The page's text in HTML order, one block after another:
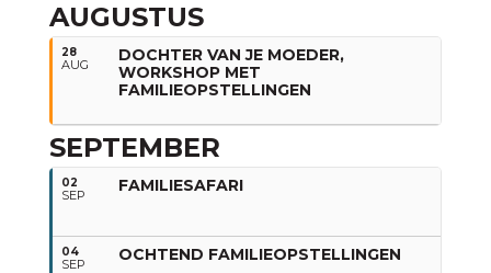
AUGUSTUS
28
AUG
DOCHTER VAN JE MOEDER,
WORKSHOP MET
FAMILIEOPSTELLINGEN
SEPTEMBER
02
SEP FAMILIESAFARI
04
SEP OCHTEND FAMILIEOPSTELLINGEN